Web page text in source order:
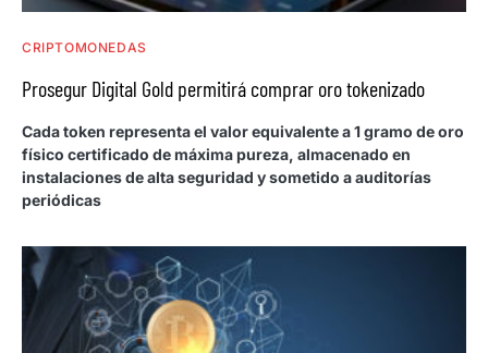
CRIPTOMONEDAS
Prosegur Digital Gold permitirá comprar oro tokenizado
Cada token representa el valor equivalente a 1 gramo de oro
físico certificado de máxima pureza, almacenado en
instalaciones de alta seguridad y sometido a auditorías
periódicas